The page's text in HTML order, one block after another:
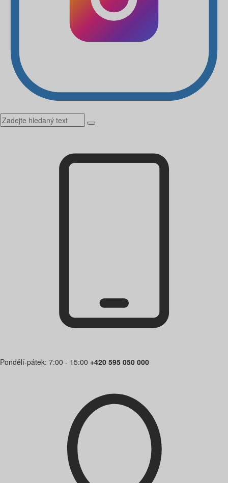
Pondělí-pátek: 7:00 - 15:00 +420 595 050 000